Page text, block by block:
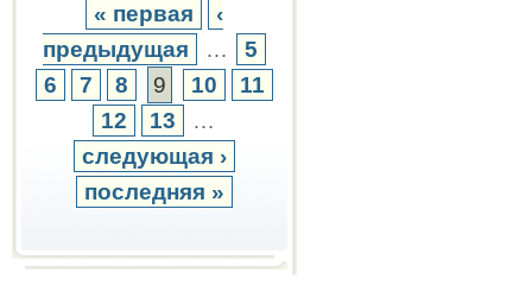
« первая
‹
предыдущая
…
5
6
7 8 9 10
11
12
13
…
следующая ›
последняя »